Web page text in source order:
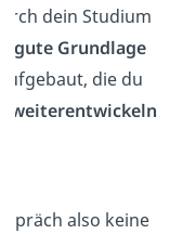
dein Studium
gute Grundlage
aufgebaut, die du
weiterentwickeln
also keine